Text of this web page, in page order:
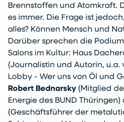
Brennstoffen und Atomkraft.
es immer. Die Frage ist
alles? Können Mensch und
Darüber sprechen die
Salons im Kultur: Haus
(Journalistin und Autorin, u.a.
Lobby - Wer uns von Öl und
Robert Bednarsky (Mitglied
Energie des BUND Thüringen)
(Geschäftsführer der